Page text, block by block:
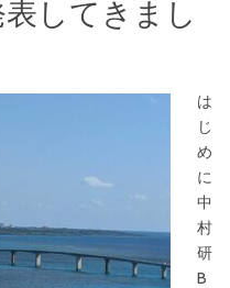
してきまし
は
じ
め
に
中
村
研
B